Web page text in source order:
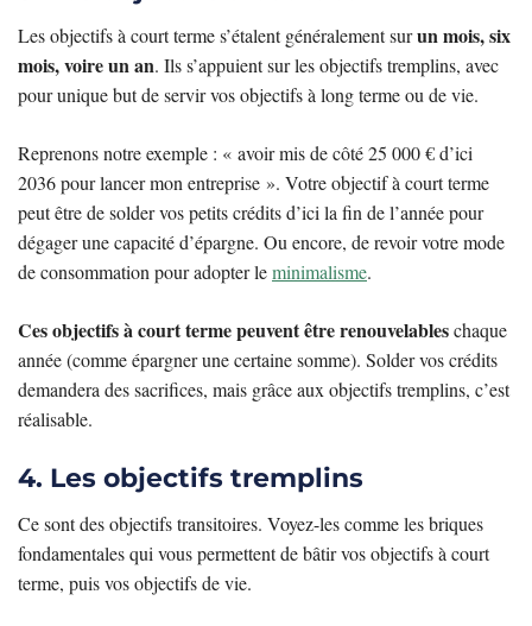
Les objectifs à court terme s’étalent généralement surun mois, six
mois, voire un an. Ils s’appuient sur les objectifs tremplins, avec
pour unique but de servir vos objectifs à long terme ou de vie.
Reprenons notre exemple : « avoir mis de côté 25 000 € d’ici
2036 pour lancer mon entreprise ». Votre objectif à court terme
peut être de solder vos petits crédits d’ici la fin de l’année pour
dégager une capacité d’épargne. Ou encore, de revoir votre mode
de consommation pour adopter leminimalisme.
Ces objectifs à court terme peuvent être renouvelableschaque
année (comme épargner une certaine somme). Solder vos crédits
demandera des sacrifices, mais grâce aux objectifs tremplins, c’est
réalisable.
4. Les objectifs tremplins
Ce sont des objectifs transitoires. Voyez-les comme les briques
fondamentales qui vous permettent de bâtir vos objectifs à court
terme, puis vos objectifs de vie.